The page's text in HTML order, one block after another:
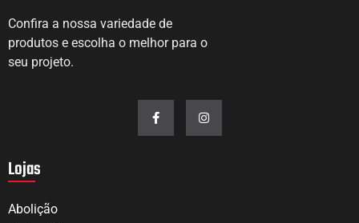
Confira a nossa variedade de
produtos e escolha o melhor para o
seu projeto.
Lojas
Abolição